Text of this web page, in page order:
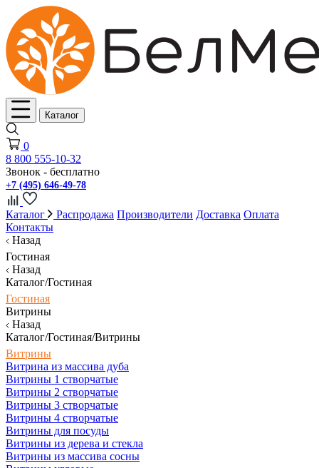
Каталог
0
8 800 555-10-32
Звонок - бесплатно
+7 (495) 646-49-78
Каталог Распродажа Производители Доставка Оплата
Контакты
Назад
Гостиная
Назад
Каталог/Гостиная
Гостиная
Витрины
Назад
Каталог/Гостиная/Витрины
Витрины
Витрина из массива дуба
Витрины 1 створчатые
Витрины 2 створчатые
Витрины 3 створчатые
Витрины 4 створчатые
Витрины для посуды
Витрины из дерева и стекла
Витрины из массива сосны